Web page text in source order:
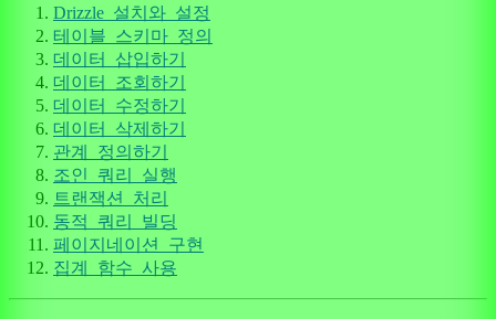
Drizzle_설치와_설정
테이블_스키마_정의
데이터_삽입하기
데이터_조회하기
데이터_수정하기
데이터_삭제하기
관계_정의하기
조인_쿼리_실행
트랜잭션_처리
동적_쿼리_빌딩
페이지네이션_구현
집계_함수_사용